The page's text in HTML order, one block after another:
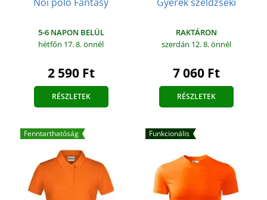
5-6 NAPON BELÜL
hétfőn 17. 8.önnél
2 590 Ft
RÉSZLETEK
RAKTÁRON
szerdán 12. 8.önnél
7 060 Ft
RÉSZLETEK
Fenntarthatóság Funkcionális